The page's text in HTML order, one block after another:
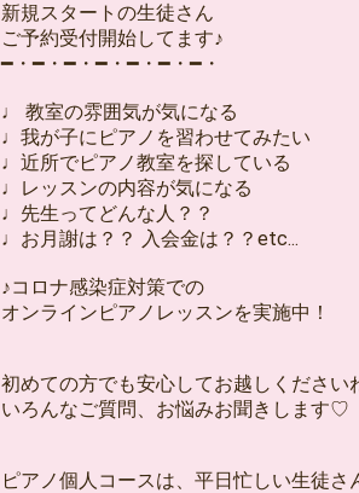
新規スタートの生徒さん
ご予約受付開始してます♪
━・━・━・━・━・━・━・
♩ 教室の雰囲気が気になる
♩我が子にピアノを習わせてみたい
♩近所でピアノ教室を探している
♩レッスンの内容が気になる
♩先生ってどんな人？？
♩お月謝は？？ 入会金は？？etc...
♪コロナ感染症対策での
オンラインピアノレッスンを実施中！
初めての方でも安心してお越しください
いろんなご質問、お悩みお聞きします♡
ピアノ個人コースは、平日忙しい生徒さ